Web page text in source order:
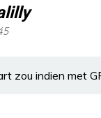
zou indien met